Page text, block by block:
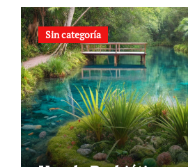
Sin categoría